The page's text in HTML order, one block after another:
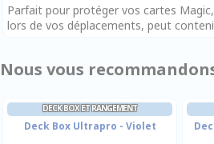
Parfait pour protéger vos cartes
lors de vos déplacements, peut
Nous vous
DECK BOX ET RANGEMENT
Deck Box Ultrapro - Violet